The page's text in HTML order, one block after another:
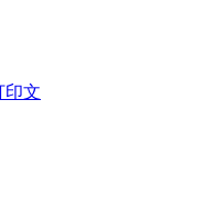
印文